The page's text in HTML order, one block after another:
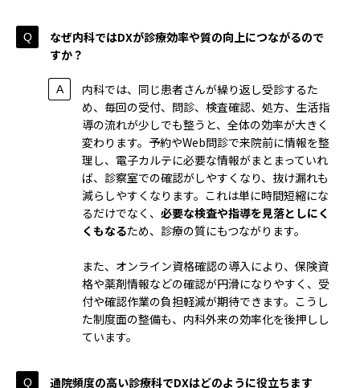
なぜ内科ではDXが診療効率や質の向上につながるので
すか？
内科では、同じ患者さんが繰り返し受診するた
め、毎回の受付、問診、検査確認、処方、生活指
導の流れが少しでも整うと、全体の効率が大きく
変わります。予約やWeb問診で来院前に情報を整
理し、電子カルテに必要な情報がまとまっていれ
ば、診察室での確認がしやすくなり、抜け漏れも
減らしやすくなります。これは単に時間短縮にな
るだけでなく、 必要な検査や指導を見落としにく
くもなるため、診療の質にもつながります。
また、オンライン資格確認の導入により、保険資
格や薬剤情報などの確認が円滑になりやすく、受
付や確認作業の負担軽減が期待できます。こうし
た制度面の整備も、内科外来の効率化を後押しし
ています。
通院頻度の高い診療科でDXはどのように役立ちます